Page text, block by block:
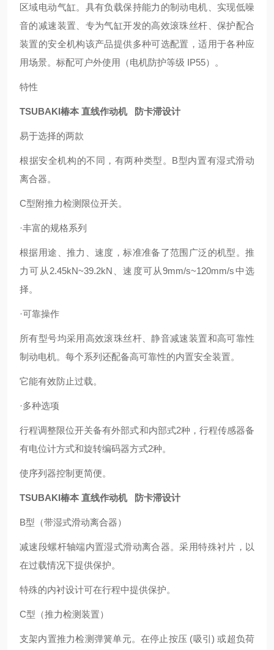
区域电动气缸。具有负载保持能力的制动电机、实现低噪
音的减速装置、专为气缸开发的高效滚珠丝杆、保护配合
装置的安全机构该产品提供多种可选配置，适用于各种应
用场景。标配可户外使用（电机防护等级 IP55）。
特性
TSUBAKI椿本 直线作动机 防卡滞设计
易于选择的两款
根据安全机构的不同，有两种类型。B型内置有湿式滑动
离合器。
C型附推力检测限位开关。
·丰富的规格系列
根据用途、推力、速度，标准准备了范围广泛的机型。推
力可从2.45kN~39.2kN、速度可从9mm/s~120mm/s中选
择。
·可靠操作
所有型号均采用高效滚珠丝杆、静音减速装置和高可靠性
制动电机。每个系列还配备高可靠性的内置安全装置。
它能有效防止过载。
·多种选项
行程调整限位开关备有外部式和内部式2种，行程传感器备
有电位计方式和旋转编码器方式2种。
使序列器控制更简便。
TSUBAKI椿本 直线作动机 防卡滞设计
B型（带湿式滑动离合器）
减速段螺杆轴端内置湿式滑动离合器。采用特殊衬片，以
在过载情况下提供保护。
特殊的内衬设计可在行程中提供保护。
C型（推力检测装置）
支架内置推力检测弹簧单元。在停止按压 (吸引) 或超负荷